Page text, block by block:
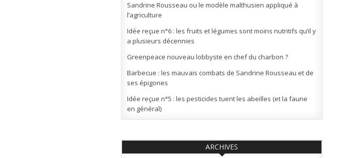
Sandrine Rousseau ou le modèle malthusien appliqué à
l’agriculture
Idée reçue n°6 : les fruits et légumes sont moins nutritifs qu’il y
a plusieurs décennies
Greenpeace nouveau lobbyste en chef du charbon ?
Barbecue : les mauvais combats de Sandrine Rousseau et de
ses épigones
Idée reçue n°5 : les pesticides tuent les abeilles (et la faune
en général)
ARCHIVES